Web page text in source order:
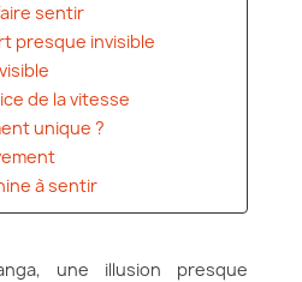
sentir
presque invisible
de la vitesse
unique ?
à sentir
une illusion presque